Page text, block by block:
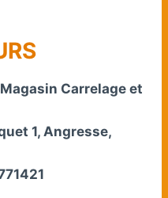
Magasin Carrelage et
1, Angresse,